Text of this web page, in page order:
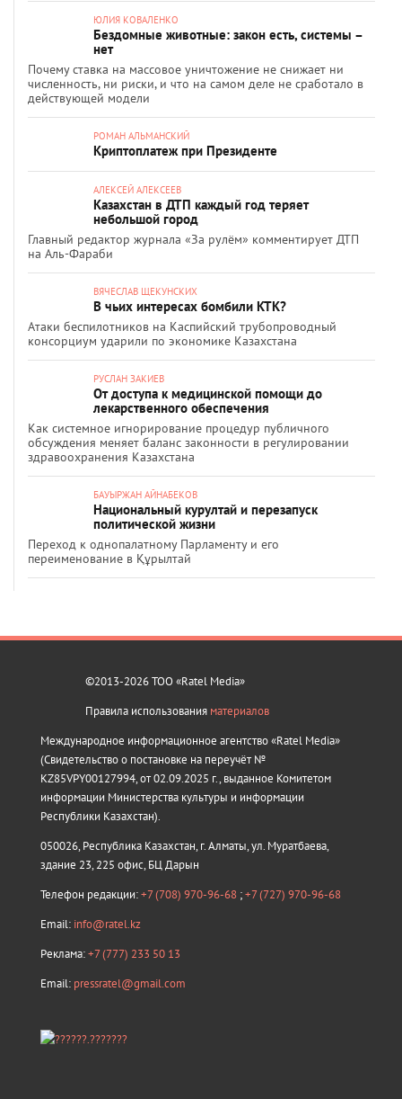
ЮЛИЯ КОВАЛЕНКО
Бездомные животные: закон есть, системы –
нет
Почему ставка на массовое уничтожение не снижает ни
численность, ни риски, и что на самом деле не сработало в
действующей модели
РОМАН АЛЬМАНСКИЙ
Криптоплатеж при Президенте
АЛЕКСЕЙ АЛЕКСЕЕВ
Казахстан в ДТП каждый год теряет
небольшой город
Главный редактор журнала «За рулём» комментирует ДТП
на Аль-Фараби
ВЯЧЕСЛАВ ЩЕКУНСКИХ
В чьих интересах бомбили КТК?
Атаки беспилотников на Каспийский трубопроводный
консорциум ударили по экономике Казахстана
РУСЛАН ЗАКИЕВ
От доступа к медицинской помощи до
лекарственного обеспечения
Как системное игнорирование процедур публичного
обсуждения меняет баланс законности в регулировании
здравоохранения Казахстана
БАУЫРЖАН АЙНАБЕКОВ
Национальный курултай и перезапуск
политической жизни
Переход к однопалатному Парламенту и его
переименование в Құрылтай
©2013-2026 ТОО «Ratel Media»
Правила использования материалов
Международное информационное агентство «Ratel Media»
(Свидетельство о постановке на переучёт №
KZ85VPY00127994, от 02.09.2025 г., выданное Комитетом
информации Министерства культуры и информации
Республики Казахстан).
050026, Республика Казахстан, г. Алматы, ул. Муратбаева,
здание 23, 225 офис, БЦ Дарын
Телефон редакции:+7 (708) 970-96-68 ;+7 (727) 970-96-68
Email: info@ratel.kz
Реклама:+7 (777) 233 50 13
Email: pressratel@gmail.com